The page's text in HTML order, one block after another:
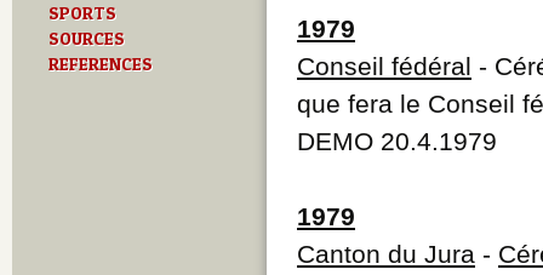
SPORTS
SOURCES
REFERENCES
1979
Conseil fédéral -
que fera le Conseil
DEMO 20.4.1979
1979
Canton du Jura -